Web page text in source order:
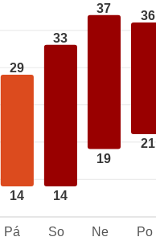
29
14
33
14
37
19
36
21
Pá So Ne Po